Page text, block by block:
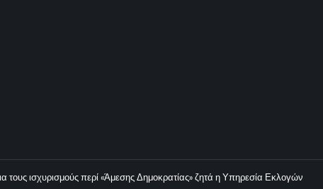
τους ισχυρισμούς περί «Άμεσης Δημοκρατίας» ζητά η Υπηρεσία Εκλογών